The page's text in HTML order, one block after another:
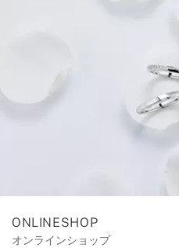
ONLINESHOP
オンラインショップ